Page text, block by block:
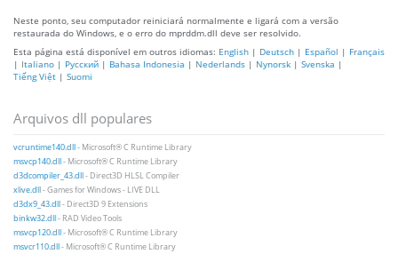
Neste ponto, seu computador reiniciará normalmente e ligará com a versão
restaurada do Windows, e o erro do mprddm.dll deve ser resolvido.
Esta página está disponível em outros idiomas: English | Deutsch | Español | Français
| Italiano | Русский | Bahasa Indonesia | Nederlands | Nynorsk | Svenska |
Tiếng Việt | Suomi
Arquivos dll populares
vcruntime140.dll- Microsoft® C Runtime Library
msvcp140.dll- Microsoft® C Runtime Library
d3dcompiler_43.dll- Direct3D HLSL Compiler
xlive.dll- Games for Windows - LIVE DLL
d3dx9_43.dll- Direct3D 9 Extensions
binkw32.dll- RAD Video Tools
msvcp120.dll- Microsoft® C Runtime Library
msvcr110.dll- Microsoft® C Runtime Library